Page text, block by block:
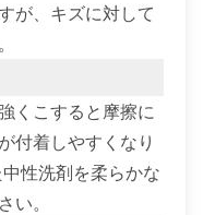
が、キズに対して
くこすると摩擦に
付着しやすくなり
性洗剤を柔らかな
い。